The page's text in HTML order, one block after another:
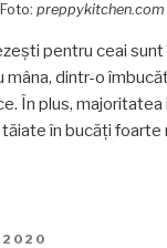
Foto: preppykitchen.com
pentru ceai sunt
mâna, dintr-o
În plus,
în bucăți foarte
2020